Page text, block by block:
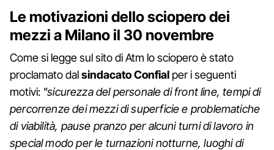
Le motivazioni dello sciopero dei
mezzi a Milano il 30 novembre
Come si legge sul sito di Atm lo sciopero è stato
proclamato dalsindacato Confial per i seguenti
motivi: "sicurezza del personale di front line, tempi di
percorrenze dei mezzi di superficie e problematiche
di viabilità, pause pranzo per alcuni turni di lavoro in
special modo per le turnazioni notturne, luoghi di